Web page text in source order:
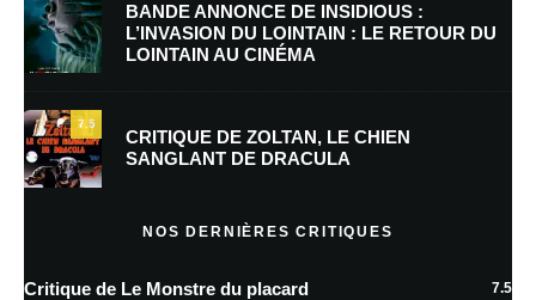
BANDE ANNONCE DE INSIDIOUS :
L’INVASION DU LOINTAIN : LE RETOUR DU
LOINTAIN AU CINÉMA
7.5
CRITIQUE DE ZOLTAN, LE CHIEN
SANGLANT DE DRACULA
NOS DERNIÈRES CRITIQUES
Critique de Le Monstre du placard 7.5